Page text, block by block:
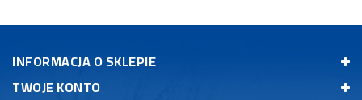
INFORMACJA O SKLEPIE
TWOJE KONTO